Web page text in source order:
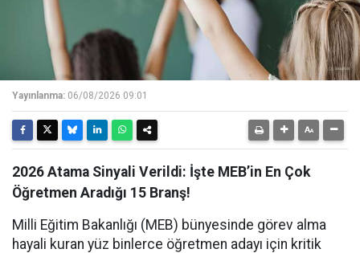
Yayınlanma: 06/08/2026 09:01
2026 Atama Sinyali Verildi: İşte MEB’in En Çok
Öğretmen Aradığı 15 Branş!
Milli Eğitim Bakanlığı (MEB) bünyesinde görev alma
hayali kuran yüz binlerce öğretmen adayı için kritik